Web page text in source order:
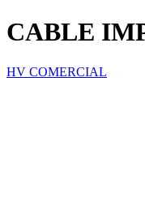
CABLE
HV COMERCIAL